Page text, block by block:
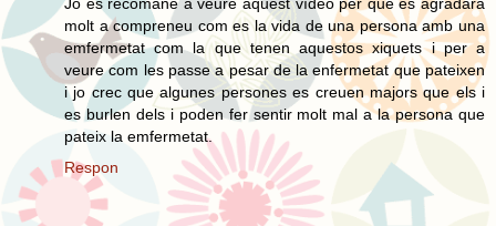
molt a compreneu com es la vida de una persona amb una
emfermetat com la que tenen aquestos xiquets i per a
veure com les passe a pesar de la enfermetat que pateixen
i jo crec que algunes persones es creuen majors que els i
es burlen dels i poden fer sentir molt mal a la persona que
pateix la emfermetat.
Respon